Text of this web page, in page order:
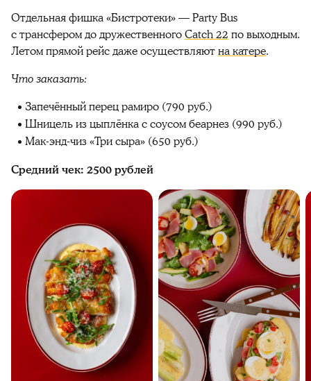
Отдельная фишка «Бистротеки» — Party Bus
с трансфером до дружественногоCatch 22по выходным.
Летом прямой рейс даже осуществляютна катере.
Что заказать:
Запечённый перец рамиро (790 руб.)
Шницель из цыплёнка с соусом беарнез (990 руб.)
Мак-энд-чиз «Три сыра» (650 руб.)
Средний чек: 2500 рублей